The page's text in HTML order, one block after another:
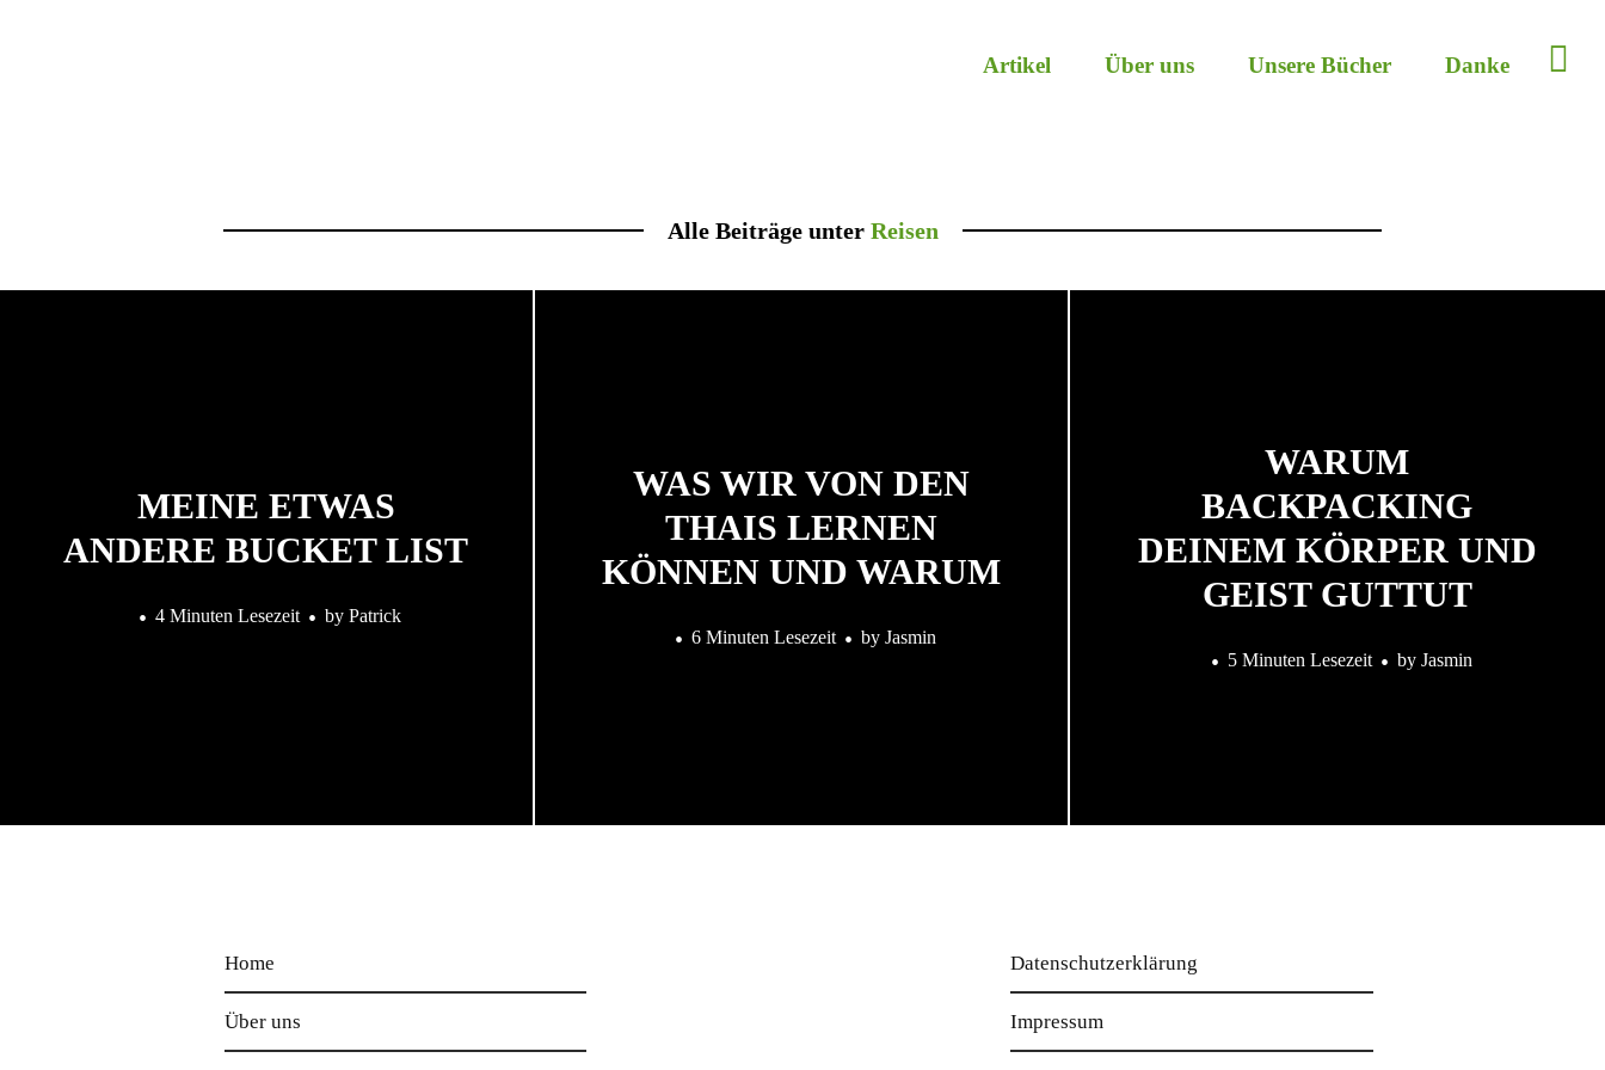
Artikel Über uns Unsere Bücher Danke
Alle Beiträge unter Reisen
MEINE ETWAS
ANDERE BUCKET LIST
4 Minuten Lesezeit byPatrick
WAS WIR VON DEN
THAIS LERNEN
KÖNNEN UND WARUM
6 Minuten Lesezeit by Jasmin
WARUM
BACKPACKING
DEINEM KÖRPER UND
GEIST GUTTUT
5 Minuten Lesezeit by Jasmin
Home
Über uns
Datenschutzerklärung
Impressum